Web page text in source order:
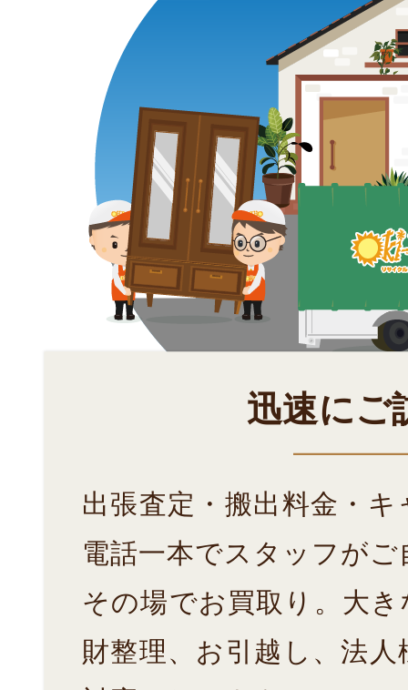
迅速にご
出張査定・搬出料金・
電話一本でスタッフが
その場でお買取り。大
財整理、お引越し、法